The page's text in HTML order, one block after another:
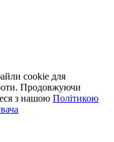
cookie для
Продовжуючи
з нашою Політикою